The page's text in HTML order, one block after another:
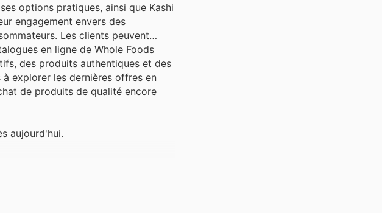
options pratiques, ainsi que Kashi
engagement envers des
Les clients peuvent
en ligne de Whole Foods
des produits authentiques et des
explorer les dernières offres en
de produits de qualité encore
aujourd'hui.